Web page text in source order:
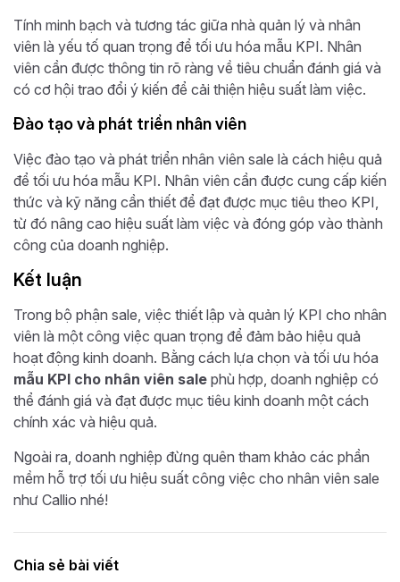
Tính minh bạch và tương tác giữa nhà quản lý và nhân
viên là yếu tố quan trọng để tối ưu hóa mẫu KPI. Nhân
viên cần được thông tin rõ ràng về tiêu chuẩn đánh giá và
có cơ hội trao đổi ý kiến để cải thiện hiệu suất làm việc.
Đào tạo và phát triển nhân viên
Việc đào tạo và phát triển nhân viên sale là cách hiệu quả
để tối ưu hóa mẫu KPI. Nhân viên cần được cung cấp kiến
thức và kỹ năng cần thiết để đạt được mục tiêu theo KPI,
từ đó nâng cao hiệu suất làm việc và đóng góp vào thành
công của doanh nghiệp.
Kết luận
Trong bộ phận sale, việc thiết lập và quản lý KPI cho nhân
viên là một công việc quan trọng để đảm bảo hiệu quả
hoạt động kinh doanh. Bằng cách lựa chọn và tối ưu hóa
mẫu KPI cho nhân viên sale phù hợp, doanh nghiệp có
thể đánh giá và đạt được mục tiêu kinh doanh một cách
chính xác và hiệu quả.
Ngoài ra, doanh nghiệp đừng quên tham khảo các phần
mềm hỗ trợ tối ưu hiệu suất công việc cho nhân viên sale
như Callio nhé!
Chia sẻ bài viết